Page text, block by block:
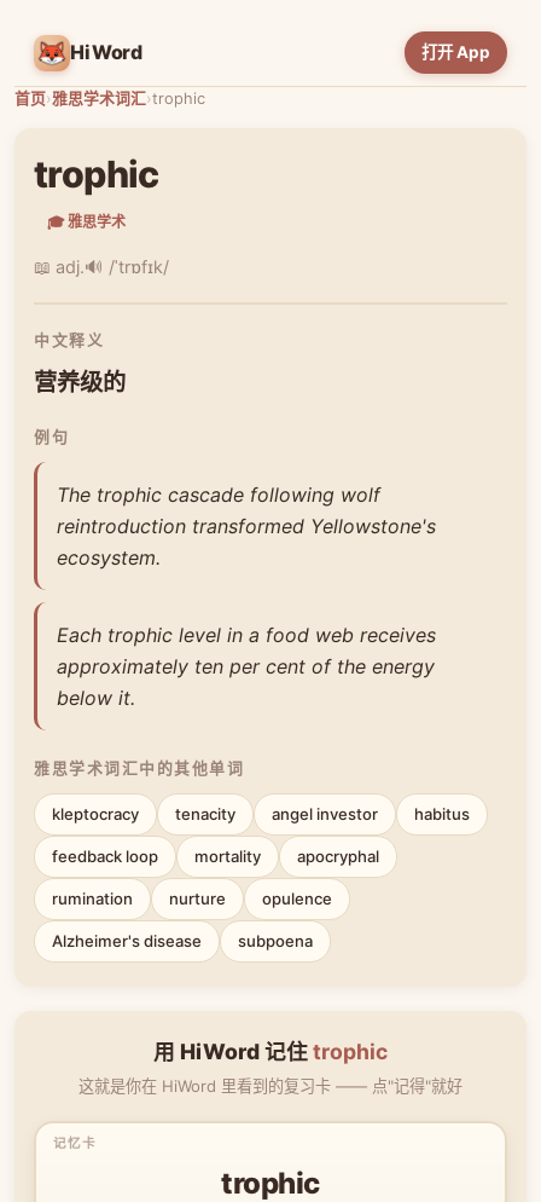
HiWord 打开 App
首页›雅思学术词汇›trophic
trophic
🎓 雅思学术
📖 adj.🔊 /ˈtrɒfɪk/
中文释义
营养级的
例句
The trophic cascade following wolf
reintroduction transformed Yellowstone's
ecosystem.
Each trophic level in a food web receives
approximately ten per cent of the energy
below it.
雅思学术词汇中的其他单词
kleptocracy tenacity angel investor habitus
feedback loop mortality apocryphal
rumination nurture opulence
Alzheimer's disease subpoena
用 HiWord 记住trophic
这就是你在 HiWord 里看到的复习卡 —— 点"记得"就好
trophic